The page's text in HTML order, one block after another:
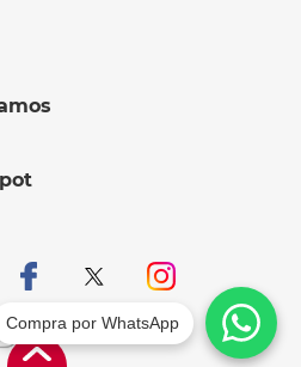
Compra por WhatsApp